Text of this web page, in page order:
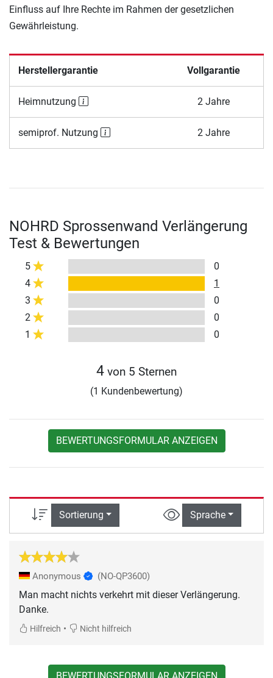
Einfluss auf Ihre Rechte im Rahmen der gesetzlichen
Gewährleistung.
Herstellergarantie Vollgarantie
Heimnutzung 2 Jahre
semiprof. Nutzung 2 Jahre
NOHRD Sprossenwand Verlängerung
Test & Bewertungen
5
0
4
1
3
0
2
0
1
0
4 von 5 Sternen
(1 Kundenbewertung)
BEWERTUNGSFORMULAR ANZEIGEN
Sortierung Sprache
Anonymous (NO-QP3600)
Man macht nichts verkehrt mit dieser Verlängerung.
Danke.
Hilfreich • Nicht hilfreich